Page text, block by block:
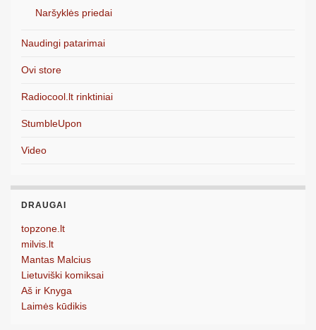
Naršyklės priedai
Naudingi patarimai
Ovi store
Radiocool.lt rinktiniai
StumbleUpon
Video
DRAUGAI
topzone.lt
milvis.lt
Mantas Malcius
Lietuviški komiksai
Aš ir Knyga
Laimės kūdikis